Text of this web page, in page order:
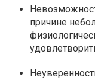
причине